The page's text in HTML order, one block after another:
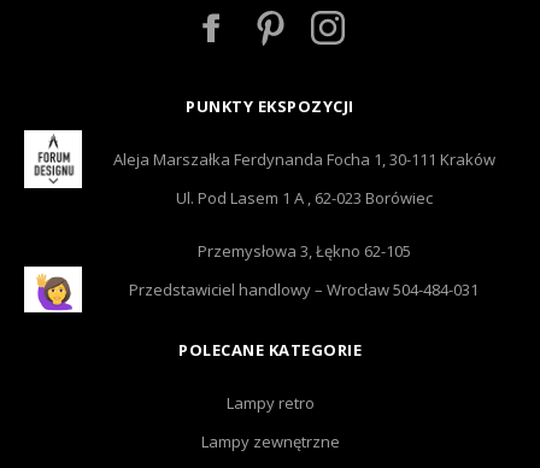
PUNKTY EKSPOZYCJI
Aleja Marszałka Ferdynanda Focha 1, 30-111 Kraków
Ul. Pod Lasem 1 A , 62-023 Borówiec
Przemysłowa 3, Łękno 62-105
Przedstawiciel handlowy – Wrocław 504-484-031
POLECANE KATEGORIE
Lampy retro
Lampy zewnętrzne